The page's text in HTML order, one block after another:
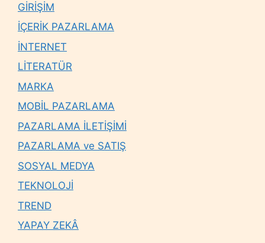
GİRİŞİM
İÇERİK PAZARLAMA
İNTERNET
LİTERATÜR
MARKA
MOBİL PAZARLAMA
PAZARLAMA İLETİŞİMİ
PAZARLAMA ve SATIŞ
SOSYAL MEDYA
TEKNOLOJİ
TREND
YAPAY ZEKÂ